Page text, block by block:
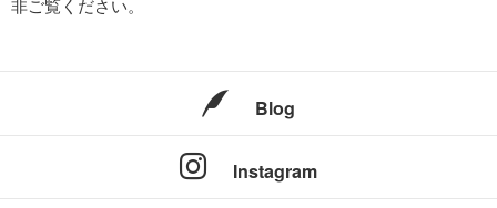
非ご覧ください。
Blog
Instagram